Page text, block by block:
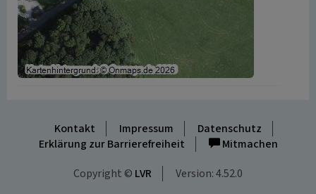
Kontakt Impressum
Datenschutz
Erklärung zur Barrierefreiheit
Mitmachen
Copyright © LVR Version: 4.52.0